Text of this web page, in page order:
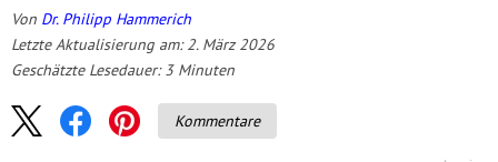
Von Dr. Philipp Hammerich
Letzte Aktualisierung am: 2. März 2026
Geschätzte Lesedauer: 3 Minuten
Kommentare